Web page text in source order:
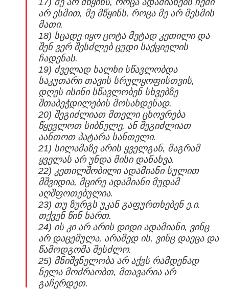
არ ესმით, მე მწყინს, როცა მე არ მესმის
მათი.
18) სცადე იყო ცოტა მეტად კეთილი და
შენ ვერ შესძლებ ცუდი საქციელის
ჩადენას.
19) ძველად ხალხი სწავლობდა
საკუთარი თავის სრულყოფისთვის,
დღეს ისინი სწავლობენ სხვებზე
შთაბეჭდილების მოსახდენად.
20) შეგიძლიათ მთელი ცხოვრება
წყევლოთ სიბნელე, ან შეგიძლიათ
აანთოთ პატარა სანთელი.
21) სილამაზე არის ყველგან, მაგრამ
ყველას არ უნდა მისი დანახვა.
22) კეთილშობილი ადამიანი სულით
მშვიდია, მცირე ადამიანი მუდამ
აღშფოთებულია.
23) თუ ზურგს უკან გაფურთხებენ ე.ი.
თქვენ წინ ხართ.
24) ის კი არ არის დიდი ადამიანი, ვინც
არ დაცემულა, არამედ ის, ვინც დაეცა და
წამოდგომა შესძლო.
25) მნიშვნელობა არ აქვს რამდენად
ნელა მოძრაობთ, მთავარია არ
გაჩერდეთ.